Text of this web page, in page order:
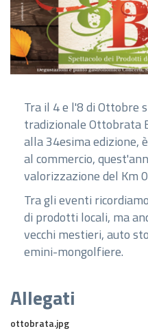
Tra il 4 e l'8 di Ottobre
tradizionale Ottobrata
alla 34esima edizione,
al commercio,
valorizzazione del Km
Tra gli eventi
di prodotti locali, ma
vecchi mestieri, auto
emini-mongolfiere.
Allegati
ottobrata.jpg